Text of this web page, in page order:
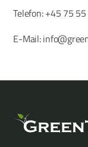
Telefon: +45 75
E-Mail: